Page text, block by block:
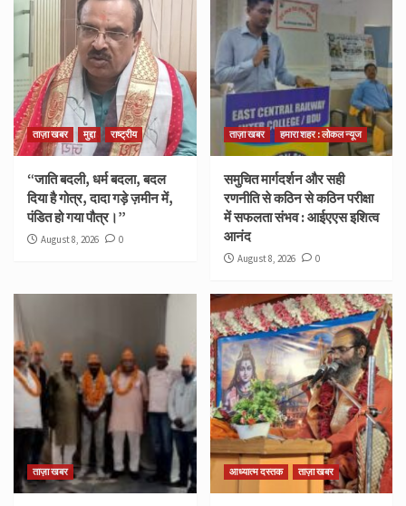
ताज़ा खबर मुद्दा राष्ट्रीय
“जाति बदली, धर्म बदला, बदल
दिया है गोत्र, दादा गड़े ज़मीन में,
पंडित हो गया पौत्र।”
August 8, 2026 0
ताज़ा खबर हमारा शहर : लोकल न्यूज
समुचित मार्गदर्शन और सही
रणनीति से कठिन से कठिन परीक्षा
में सफलता संभव : आईएएस इशित्व
आनंद
August 8, 2026 0
ताज़ा खबर आध्यात्म दस्तक ताज़ा खबर